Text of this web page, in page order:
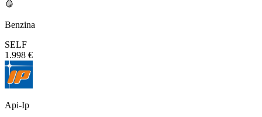
Benzina
SELF
1.998 €
Api-Ip